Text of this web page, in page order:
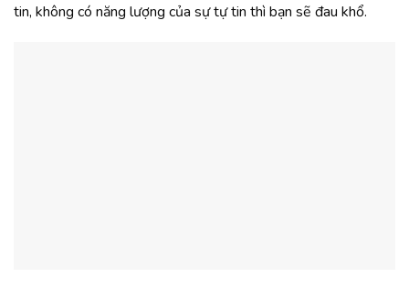
tin, không có năng lượng của sự tự tin thì bạn sẽ đau khổ.